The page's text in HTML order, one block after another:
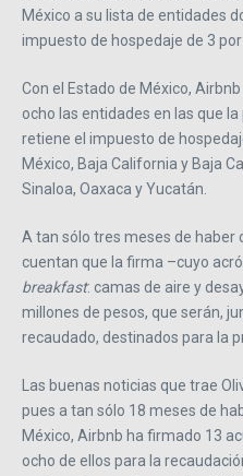
México a su lista de entidades
impuesto de hospedaje de 3
Con el Estado de México,
ocho las entidades en las que
retiene el impuesto de
México, Baja California y Baja
Sinaloa, Oaxaca y Yucatán.
A tan sólo tres meses de haber
cuentan que la firma –cuyo
breakfast: camas de aire y
millones de pesos, que serán,
recaudado, destinados para la
Las buenas noticias que trae
pues a tan sólo 18 meses de
México, Airbnb ha firmado 13
ocho de ellos para la